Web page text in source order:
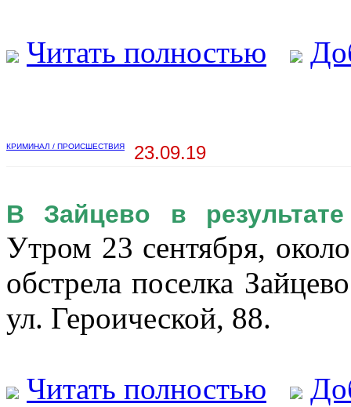
Читать полностью
КРИМИНАЛ / ПРОИСШЕСТВИЯ 23.09.19
В Зайцево в
Утром 23 сентября,
обстрела поселка
ул. Героической, 88.
Читать полностью